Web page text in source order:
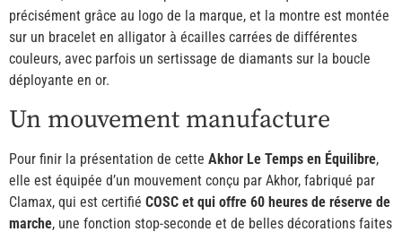
précisément grâce au logo de la marque, et la montre est montée
sur un bracelet en alligator à écailles carrées de différentes
couleurs, avec parfois un sertissage de diamants sur la boucle
déployante en or.
Un mouvement manufacture
Pour finir la présentation de cette Akhor Le Temps en Équilibre,
elle est équipée d’un mouvement conçu par Akhor, fabriqué par
Clamax, qui est certifié COSC et qui offre 60 heures de réserve de
marche, une fonction stop-seconde et de belles décorations faites